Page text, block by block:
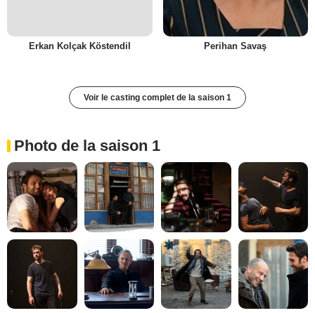
Erkan Kolçak Köstendil Perihan Savaş
Voir le casting complet de la saison 1
Photo de la saison 1